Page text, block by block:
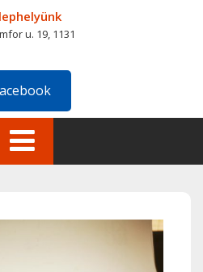
u. 19, 1131